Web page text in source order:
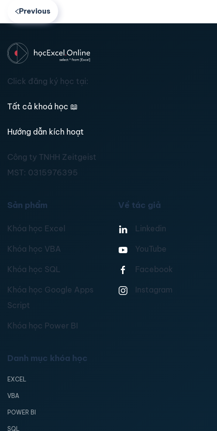
Previous
Click đăng ký học tại:
Tất cả khoá học 📖
Hướng dẫn kích hoạt
Công ty TNHH Zeitgeist
MST: 0315976395
Sản phẩm
Khóa học Excel
Khóa học VBA
Khóa học SQL
Khóa học Google Apps
Script
Khóa học Power BI
Về tác giả
Linkedin
YouTube
Facebook
Instagram
Danh mục khóa học
EXCEL
VBA
POWER BI
SQL